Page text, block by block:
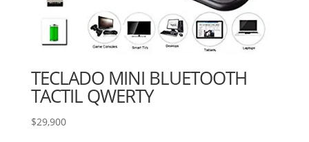
TECLADO MINI BLUETOOTH
TACTIL QWERTY
$29,900